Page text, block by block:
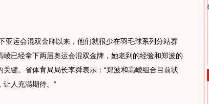
运会混双金牌以来，他们就很少在羽毛球系列分站赛
已经拿下两届奥运会混双金牌，她老到的经验和郑波的
键。省体育局局长李舜表示：“郑波和高崚组合目前状
让人充满期待。”